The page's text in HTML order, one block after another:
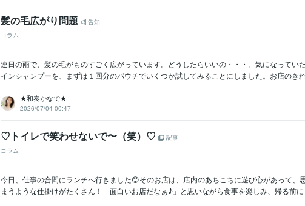
髪の毛広がり問題
告知
コラム
連日の雨で、髪の毛がものすごく広がっています。どうしたらいいの・・・。気になってい
インシャンプーを、まずは１回分のパウチでいくつか試してみることにしました。お店のき
★和奏かなで★
2026/07/04 00:47
♡トイレで笑わせないで〜（笑）♡
記事
コラム
今日、仕事の合間にランチへ行きました😊そのお店は、店内のあちこちに遊び心があって、
まうような仕掛けがたくさん！「面白いお店だなぁ♪」と思いながら食事を楽しみ、帰る前